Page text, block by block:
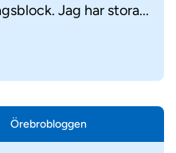
Jag har stora...
Örebro­bloggen